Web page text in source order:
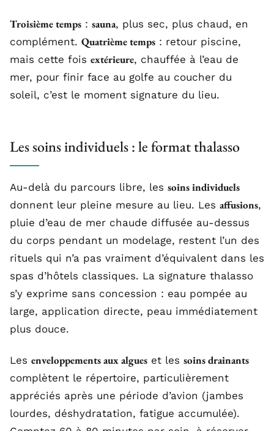
Troisième temps : sauna, plus sec, plus chaud, en
complément. Quatrième temps : retour piscine,
mais cette fois extérieure, chauffée à l’eau de
mer, pour finir face au golfe au coucher du
soleil, c’est le moment signature du lieu.
Les soins individuels : le format thalasso
Au-delà du parcours libre, les soins individuels
donnent leur pleine mesure au lieu. Les affusions,
pluie d’eau de mer chaude diffusée au-dessus
du corps pendant un modelage, restent l’un des
rituels qui n’a pas vraiment d’équivalent dans les
spas d’hôtels classiques. La signature thalasso
s’y exprime sans concession : eau pompée au
large, application directe, peau immédiatement
plus douce.
Les enveloppements aux algues et les soins drainants
complètent le répertoire, particulièrement
appréciés après une période d’avion (jambes
lourdes, déshydratation, fatigue accumulée).